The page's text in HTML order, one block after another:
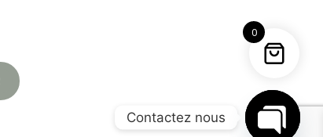
0
Contactez nous